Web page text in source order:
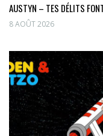
AUSTYN – TES DÉLITS
8 AOÛT 2026